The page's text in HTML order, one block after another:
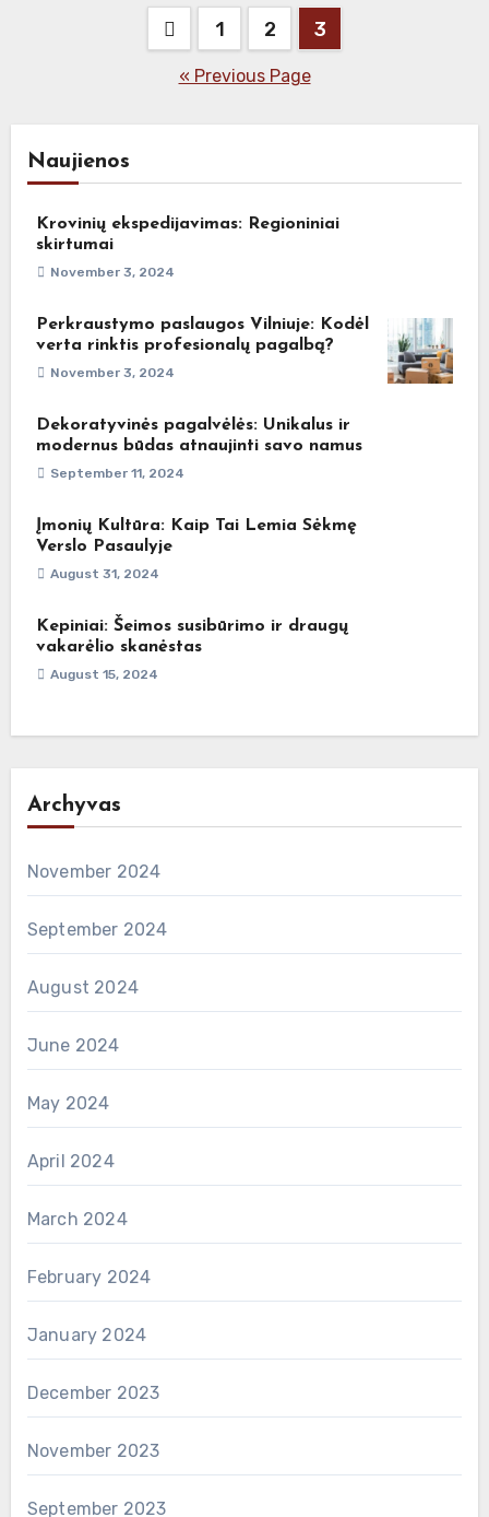
pagination
1 2 3
« Previous Page
Naujienos
Krovinių ekspedijavimas: Regioniniai
skirtumai
November 3, 2024
Perkraustymo paslaugos Vilniuje: Kodėl
verta rinktis profesionalų pagalbą?
November 3, 2024
Dekoratyvinės pagalvėlės: Unikalus ir
modernus būdas atnaujinti savo namus
September 11, 2024
Įmonių Kultūra: Kaip Tai Lemia Sėkmę
Verslo Pasaulyje
August 31, 2024
Kepiniai: Šeimos susibūrimo ir draugų
vakarėlio skanėstas
August 15, 2024
Archyvas
November 2024
September 2024
August 2024
June 2024
May 2024
April 2024
March 2024
February 2024
January 2024
December 2023
November 2023
September 2023